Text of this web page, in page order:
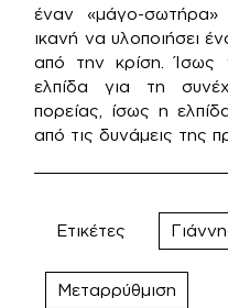
έναν «μάγο-σωτήρα»
ικανή να υλοποιήσει
από την κρίση. Ίσως
ελπίδα για τη
πορείας, ίσως η
από τις δυνάμεις της
Ετικέτες
Μεταρρύθμιση